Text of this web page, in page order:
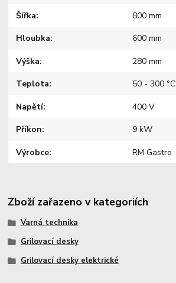
Šířka 800 mm
Hloubka 600 mm
Výška 280 mm
Teplota 50 - 300 °C
Napětí 400 V
Příkon 9 kW
Výrobce RM Gastro
Zboží zařazeno v kategoriích
Varná technika
Grilovací desky
Grilovací desky elektrické